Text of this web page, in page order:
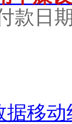
款日
据移动